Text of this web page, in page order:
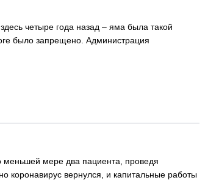
четыре года назад – яма была такой
было запрещено. Администрация
меньшей мере два пациента, проведя
коронавирус вернулся, и капитальные работы